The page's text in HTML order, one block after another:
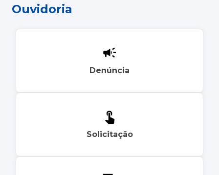
Ouvidoria
Denúncia
Solicitação